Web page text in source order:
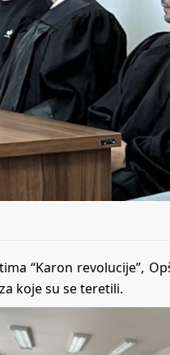
“Karon revolucije”,
koje su se teretili.